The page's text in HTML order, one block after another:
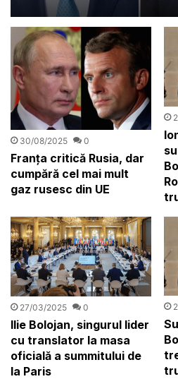
prezidențial,
folosit de toți
30/08/2025 0
Franța critică Rusia, dar
cumpără cel mai mult
gaz rusesc din UE
27/03/2025 0
Ilie Bolojan, singurul lider
cu translator la masa
oficială a summitului de
la Paris